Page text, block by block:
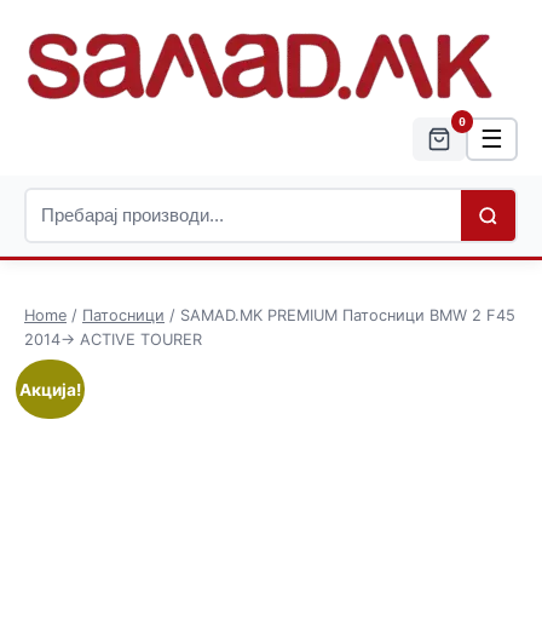
0
☰
Home / Патосници / SAMAD.MK PREMIUM Патосници BMW 2 F45
2014-> ACTIVE TOURER
Акција!